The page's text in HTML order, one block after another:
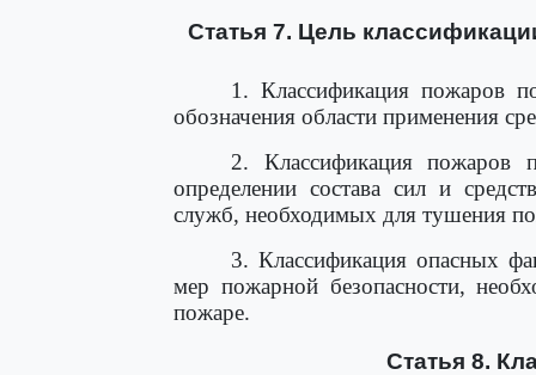
Статья 7. Цель
1. Классификация пожаров
обозначения области применения
2. Классификация пожаров
определении состава сил и
служб, необходимых для тушения
3. Классификация опасных
мер пожарной безопасности,
пожаре.
Статья 8.